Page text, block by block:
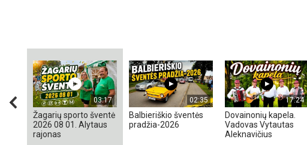
03:17
Žagarių sporto šventė
2026 08 01. Alytaus
rajonas
02:35
Balbieriškio šventės
pradžia-2026
17:24
Dovainonių kapela.
Vadovas Vytautas
Aleknavičius